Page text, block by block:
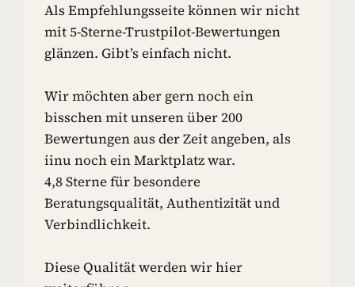
K
M
A
T
E
N
I
D
E
E
N
F
R
Als Empfehlungsseite können wir nicht
mit 5-Sterne-Trustpilot-Bewertungen
glänzen. Gibt’s einfach nicht.
Wir möchten aber gern noch ein
bisschen mit unseren über 200
Bewertungen aus der Zeit angeben, als
iinu noch ein Marktplatz war.
4,8 Sterne für besondere
Beratungsqualität, Authentizität und
Verbindlichkeit.
Diese Qualität werden wir hier